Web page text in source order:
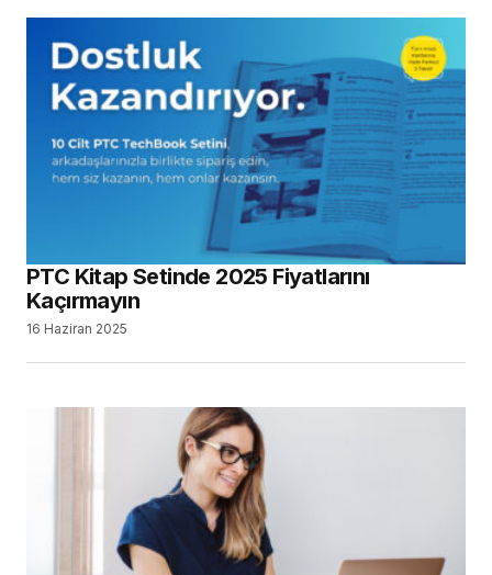
PTC Kitap Setinde 2025 Fiyatlarını
Kaçırmayın
16 Haziran 2025